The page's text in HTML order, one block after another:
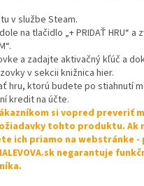
v službe Steam.
na tlačidlo „+ PRIDAŤ HRU“ a
a zadajte aktivačný kľúč a
v sekcii knižnica hier.
hru, ktorú budete po stiahnutí
kredit na účte.
si vopred preveriť
tohto produktu. Ak
ich priamo na webstránke
negarantuje